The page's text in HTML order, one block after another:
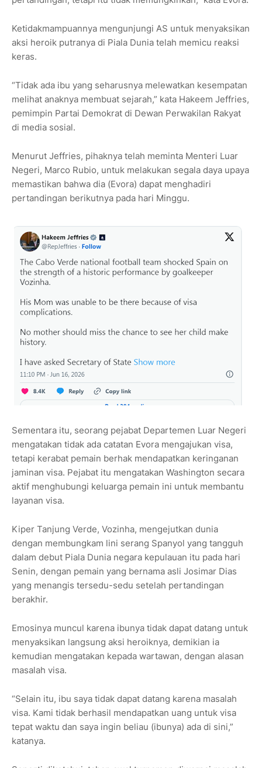
Ketidakmampuannya mengunjungi AS untuk menyaksikan
aksi heroik putranya di Piala Dunia telah memicu reaksi
keras.
“Tidak ada ibu yang seharusnya melewatkan kesempatan
melihat anaknya membuat sejarah,” kata Hakeem Jeffries,
pemimpin Partai Demokrat di Dewan Perwakilan Rakyat
di media sosial.
Menurut Jeffries, pihaknya telah meminta Menteri Luar
Negeri, Marco Rubio, untuk melakukan segala daya upaya
memastikan bahwa dia (Evora) dapat menghadiri
pertandingan berikutnya pada hari Minggu.
Sementara itu, seorang pejabat Departemen Luar Negeri
mengatakan tidak ada catatan Evora mengajukan visa,
tetapi kerabat pemain berhak mendapatkan keringanan
jaminan visa. Pejabat itu mengatakan Washington secara
aktif menghubungi keluarga pemain ini untuk membantu
layanan visa.
Kiper Tanjung Verde, Vozinha, mengejutkan dunia
dengan membungkam lini serang Spanyol yang tangguh
dalam debut Piala Dunia negara kepulauan itu pada hari
Senin, dengan pemain yang bernama asli Josimar Dias
yang menangis tersedu-sedu setelah pertandingan
berakhir.
Emosinya muncul karena ibunya tidak dapat datang untuk
menyaksikan langsung aksi heroiknya, demikian ia
kemudian mengatakan kepada wartawan, dengan alasan
masalah visa.
“Selain itu, ibu saya tidak dapat datang karena masalah
visa. Kami tidak berhasil mendapatkan uang untuk visa
tepat waktu dan saya ingin beliau (ibunya) ada di sini,”
katanya.